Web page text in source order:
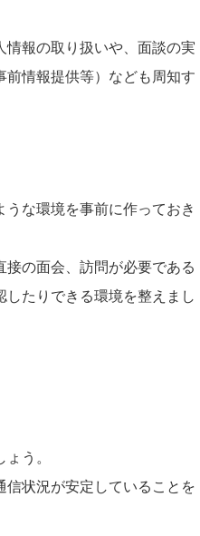
報の取り扱いや、面談の実
情報提供等）なども周知す
な環境を事前に作っておき
の面会、訪問が必要である
たりできる環境を整えまし
う。
信状況が安定していることを